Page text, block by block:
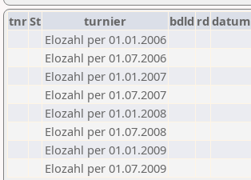
tnrSt turnier bdld rd datum
Elozahl per 01.01.2006
Elozahl per 01.07.2006
Elozahl per 01.01.2007
Elozahl per 01.07.2007
Elozahl per 01.01.2008
Elozahl per 01.07.2008
Elozahl per 01.01.2009
Elozahl per 01.07.2009